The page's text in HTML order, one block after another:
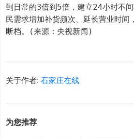
到日常的3倍到5倍，建立24小时不
民需求增加补货频次、延长营业时间
断档。(来源：央视新闻)
关于作者:石家庄在线
为您推荐